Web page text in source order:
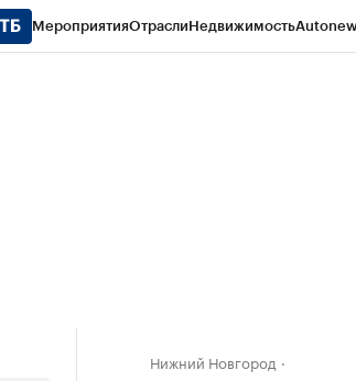
МероприятияОтраслиНедвижимость
Нижний Новгород